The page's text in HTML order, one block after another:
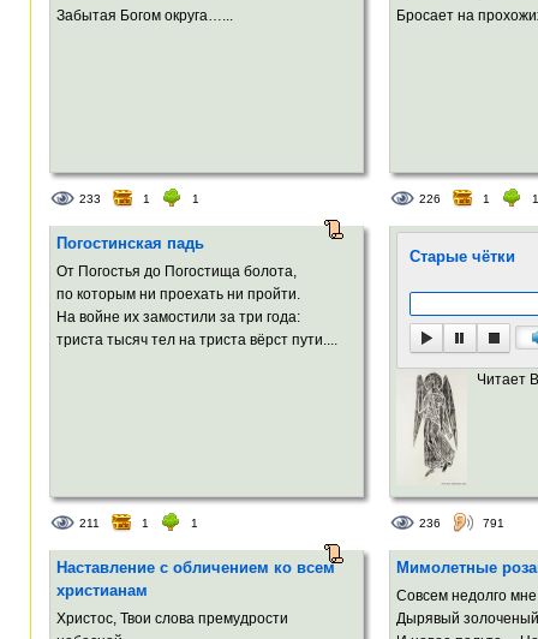
Забытая Богом округа…...
233 1 1
Бросает на
226 1 1
Погостинская падь
От Погостья до Погостища болота,
по которым ни проехать ни пройти.
На войне их замостили за три года:
триста тысяч тел на триста вёрст пути....
211 1 1
Старые чётки
Читает
236 791
Наставление с обличением ко всем
христианам
Христос, Твои слова премудрости
Мимолетные
Совсем недолго мне
Дырявый